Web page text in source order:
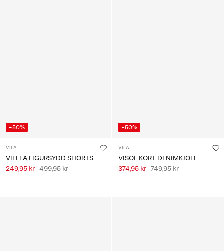
-50%
VILA
VIFLEA FIGURSYDD SHORTS
249,95 kr 499,95 kr
-50%
VILA
VISOL KORT DENIMKJOLE
374,95 kr 749,95 kr